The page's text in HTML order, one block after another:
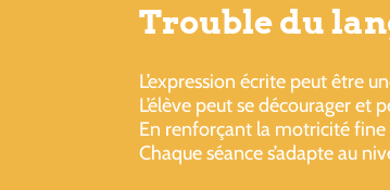
Trouble du
L’expression écrite peut être
L’élève peut se décourager et
En renforçant la motricité
Chaque séance s’adapte au